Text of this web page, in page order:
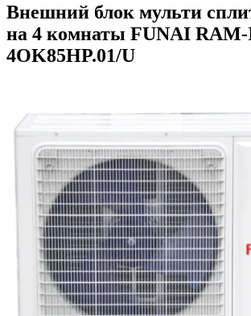
Внешний блок мульти
на 4 комнаты FUNAI
4OK85HP.01/U